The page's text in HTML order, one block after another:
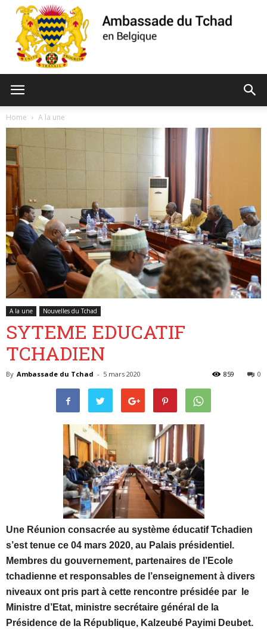
Tchad
de
Home A la une
A la une Nouvelles du Tchad
SYTEME EDUCATIF
TCHADIEN
By Ambassade du Tchad - 5 mars 2020 0
859
Une Réunion consacrée au système éducatif Tchadien
s’est tenue ce 04 mars 2020, au Palais présidentiel.
Membres du gouvernement, partenaires de l’Ecole
tchadienne et responsables de l’enseignement à divers
niveaux ont pris part à cette rencontre présidée par le
Ministre d’Etat, ministre secrétaire général de la
Présidence de la République, Kalzeubé Payimi Deubet.